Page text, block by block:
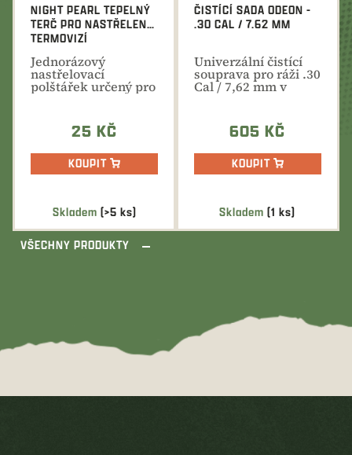
Skladem (>5 ks)
NIGHT PEARL TEPELNÝ
TERČ PRO NASTŘELENÍ
TERMOVIZÍ
Jednorázový
nastřelovací
polštářek určený pro
nastřelení
25 KČ
KOUPIT
Skladem(1 ks)
ČISTÍCÍ SADA ODEON -
.30 CAL / 7.62 MM
Univerzální čistící
souprava pro ráži .30
Cal / 7,62 mm v
praktickém
605 KČ
KOUPIT
VŠECHNY PRODUKTY